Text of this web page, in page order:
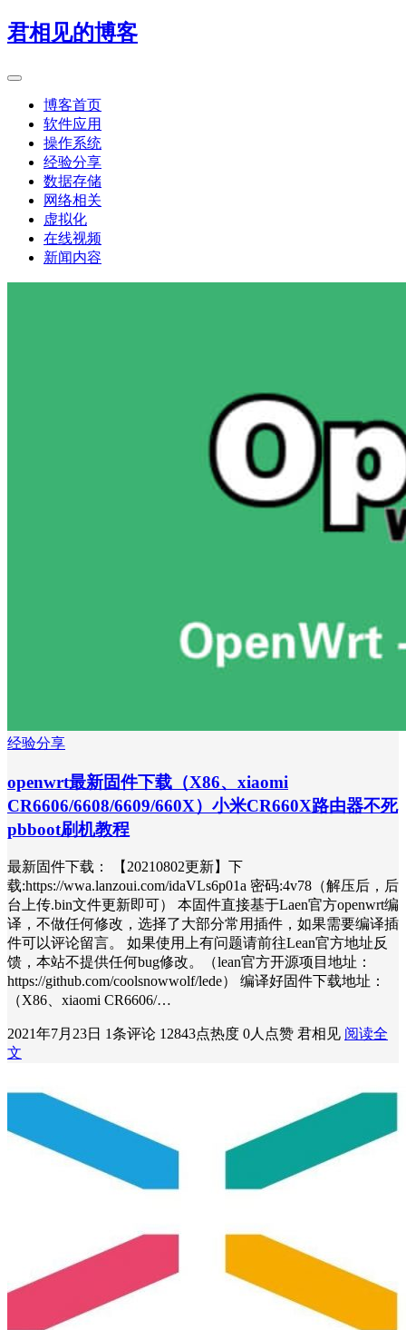
君相见的博客
博客首页
软件应用
操作系统
经验分享
数据存储
网络相关
虚拟化
在线视频
新闻内容
经验分享
openwrt最新固件下载（X86、xiaomi
CR6606/6608/6609/660X）小米CR660X路由器不死
pbboot刷机教程
最新固件下载： 【20210802更新】下
载:https://wwa.lanzoui.com/idaVLs6p01a 密码:4v78（解压后，后
台上传.bin文件更新即可） 本固件直接基于Laen官方openwrt编
译，不做任何修改，选择了大部分常用插件，如果需要编译插
件可以评论留言。 如果使用上有问题请前往Lean官方地址反
馈，本站不提供任何bug修改。（lean官方开源项目地址：
https://github.com/coolsnowwolf/lede） 编译好固件下载地址：
（X86、xiaomi CR6606/…
2021年7月23日 1条评论 12843点热度 0人点赞 君相见 阅读全
文